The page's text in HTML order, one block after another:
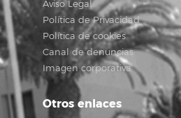
Aviso Legal
Política de Privacidad
Política de cookies
Canal de denuncias
Imagen corporativa
Otros enlaces